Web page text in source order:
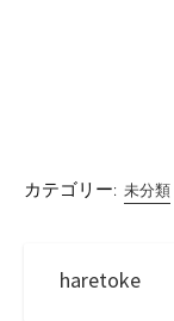
カテゴリー: 未分類
haretoke